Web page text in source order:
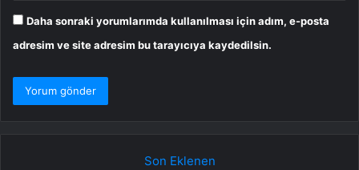
Daha sonraki yorumlarımda kullanılması için adım, e-posta
adresim ve site adresim bu tarayıcıya kaydedilsin.
Son Eklenen